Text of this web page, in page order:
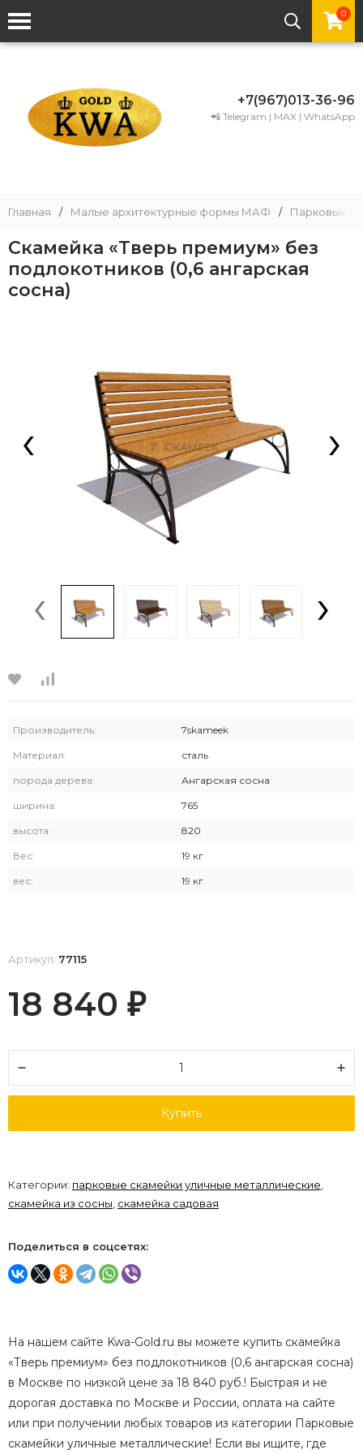
0
+7(967)013-36-96
📲 Telegram | MAX | WhatsApp
Главная / Малые архитектурные формы МАФ / Парковые
Скамейка «Тверь премиум» без
подлокотников (0,6 ангарская
сосна)
‹ ›
‹ ›
Производитель: 7skameek
Материал: сталь
порода дерева: Ангарская сосна
ширина: 765
высота: 820
Вес: 19 кг
вес: 19 кг
Артикул: 77115
18 840 ₽
Купить
Категории: парковые скамейки уличные металлические,
скамейка из сосны, скамейка садовая
Поделиться в соцсетях:
На нашем сайте Kwa-Gold.ru вы можете купить скамейка
«Тверь премиум» без подлокотников (0,6 ангарская сосна)
в Москве по низкой цене за 18 840 руб.! Быстрая и не
дорогая доставка по Москве и России, оплата на сайте
или при получении любых товаров из категории Парковые
скамейки уличные металлические! Если вы ищите, где